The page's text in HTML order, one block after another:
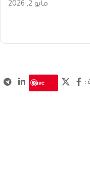
مايو 2, 2026
:
Save